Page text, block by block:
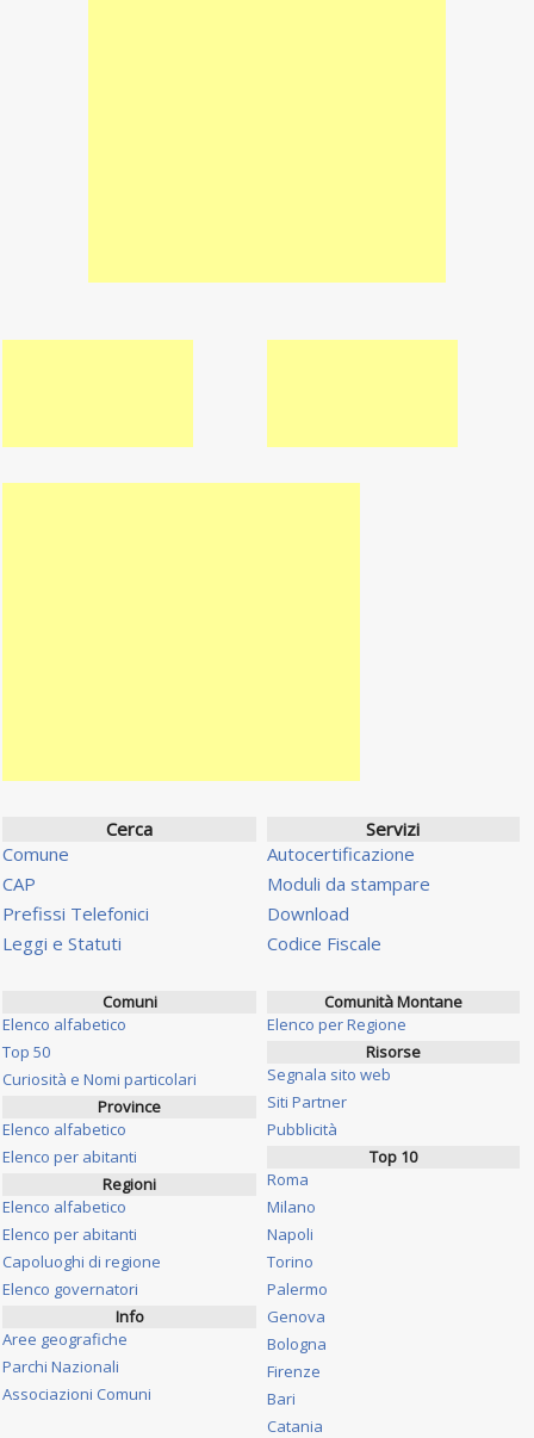
Cerca
Comune
CAP
Prefissi Telefonici
Leggi e Statuti
Servizi
Autocertificazione
Moduli da stampare
Download
Codice Fiscale
Comuni
Elenco alfabetico
Top 50
Curiosità e Nomi particolari
Province
Elenco alfabetico
Elenco per abitanti
Regioni
Elenco alfabetico
Elenco per abitanti
Capoluoghi di regione
Elenco governatori
Info
Aree geografiche
Parchi Nazionali
Associazioni Comuni
Comunità Montane
Elenco per Regione
Risorse
Segnala sito web
Siti Partner
Pubblicità
Top 10
Roma
Milano
Napoli
Torino
Palermo
Genova
Bologna
Firenze
Bari
Catania